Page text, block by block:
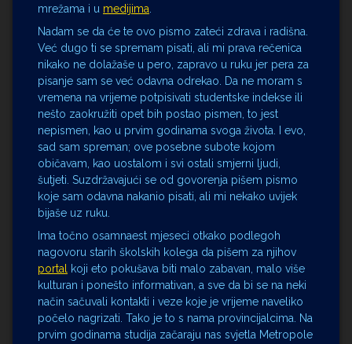
mrežama i u medijima
Nadam se da će te ovo pismo zateći zdrava i radišna.
Već dugo ti se spremam pisati, ali mi prava rečenica
nikako ne dolažaše u pero, zapravo u ruku jer pera za
pisanje sam se već odavna odrekao. Da ne moram s
vremena na vrijeme potpisivati studentske indekse ili
nešto zaokružiti opet bih postao pismen, to jest
nepismen, kao u prvim godinama svoga života. I evo,
sad sam spreman; ove posebne subote kojom
običavam, kao uostalom i svi ostali smjerni ljudi,
šutjeti. Suzdržavajući se od govorenja pišem pismo
koje sam odavna nakanio pisati, ali mi nekako uvijek
bijaše uz ruku.
Ima točno osamnaest mjeseci otkako podlegoh
nagovoru starih školskih kolega da pišem za njihov
portal
koji eto pokušava biti malo zabavan, malo više
kulturan i ponešto informativan, a sve da bi se na neki
način sačuvali kontakti i veze koje je vrijeme naveliko
počelo nagrizati. Tako je to s nama provincijalcima. Na
prvim godinama studija začaraju nas svjetla Metropole